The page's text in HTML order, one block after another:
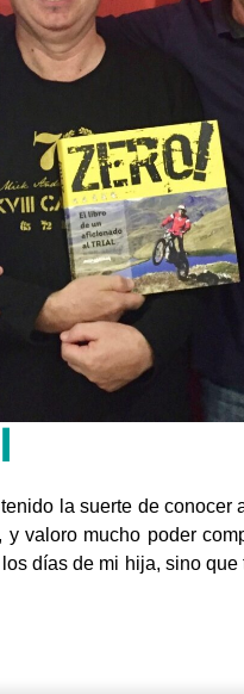
la suerte de
valoro mucho poder
días de mi hija, sino